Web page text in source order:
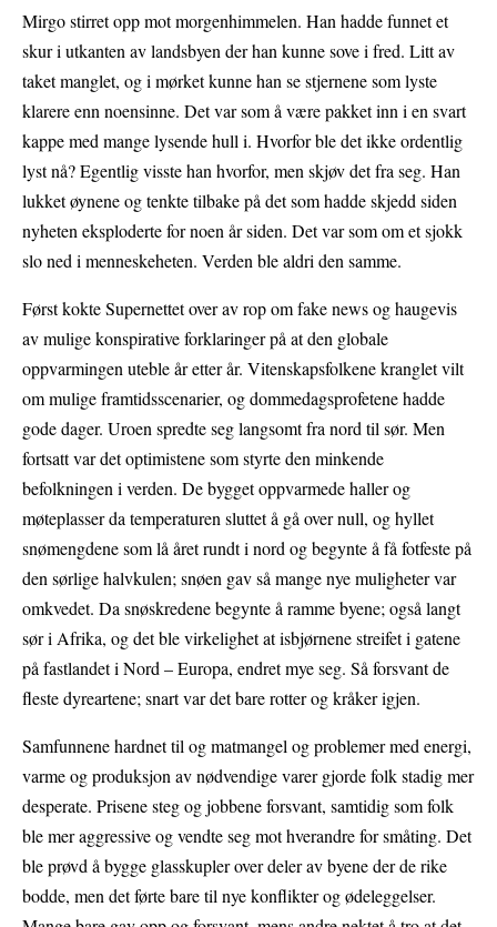
Mirgo stirret opp mot morgenhimmelen. Han hadde funnet et
skur i utkanten av landsbyen der han kunne sove i fred. Litt av
taket manglet, og i mørket kunne han se stjernene som lyste
klarere enn noensinne. Det var som å være pakket inn i en svart
kappe med mange lysende hull i. Hvorfor ble det ikke ordentlig
lyst nå? Egentlig visste han hvorfor, men skjøv det fra seg. Han
lukket øynene og tenkte tilbake på det som hadde skjedd siden
nyheten eksploderte for noen år siden. Det var som om et sjokk
slo ned i menneskeheten. Verden ble aldri den samme.
Først kokte Supernettet over av rop om fake news og haugevis
av mulige konspirative forklaringer på at den globale
oppvarmingen uteble år etter år. Vitenskapsfolkene kranglet vilt
om mulige framtidsscenarier, og dommedagsprofetene hadde
gode dager. Uroen spredte seg langsomt fra nord til sør. Men
fortsatt var det optimistene som styrte den minkende
befolkningen i verden. De bygget oppvarmede haller og
møteplasser da temperaturen sluttet å gå over null, og hyllet
snømengdene som lå året rundt i nord og begynte å få fotfeste på
den sørlige halvkulen; snøen gav så mange nye muligheter var
omkvedet. Da snøskredene begynte å ramme byene; også langt
sør i Afrika, og det ble virkelighet at isbjørnene streifet i gatene
på fastlandet i Nord – Europa, endret mye seg. Så forsvant de
fleste dyreartene; snart var det bare rotter og kråker igjen.
Samfunnene hardnet til og matmangel og problemer med energi,
varme og produksjon av nødvendige varer gjorde folk stadig mer
desperate. Prisene steg og jobbene forsvant, samtidig som folk
ble mer aggressive og vendte seg mot hverandre for småting. Det
ble prøvd å bygge glasskupler over deler av byene der de rike
bodde, men det førte bare til nye konflikter og ødeleggelser.